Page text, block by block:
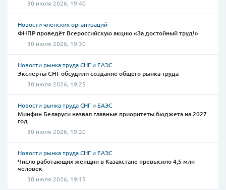
30 июля 2026, 19:40
Новости членских организаций
ФНПР проведёт Всероссийскую акцию «За достойный труд!»
30 июля 2026, 19:30
Новости рынка труда СНГ и ЕАЭС
Эксперты СНГ обсудили создание общего рынка труда
30 июля 2026, 19:25
Новости рынка труда СНГ и ЕАЭС
Минфин Беларуси назвал главные приоритеты бюджета на 2027
год
30 июля 2026, 19:20
Новости рынка труда СНГ и ЕАЭС
Число работающих женщин в Казахстане превысило 4,5 млн
человек
30 июля 2026, 19:15